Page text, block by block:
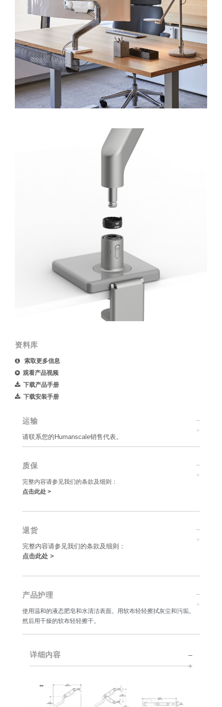
选择您的位置
注册 创建账号
Box
资料库
索取更多信息
观看产品视频
下载产品手册
下载安装手册
运输
请联系您的Humanscale销售代表。
质保
完整内容请参见我们的条款及细则：
点击此处 >
退货
完整内容请参见我们的条款及细则：
点击此处 >
产品护理
使用温和的液态肥皂和水清洁表面。用软布轻轻擦拭灰尘和污垢。
然后用干燥的软布轻轻擦干。
详细内容